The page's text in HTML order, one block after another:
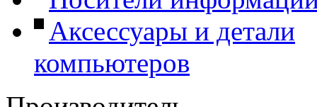
Аксессуары и детали
компьютеров